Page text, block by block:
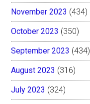
November 2023 (434)
October 2023 (350)
September 2023 (434)
August 2023 (316)
July 2023 (324)